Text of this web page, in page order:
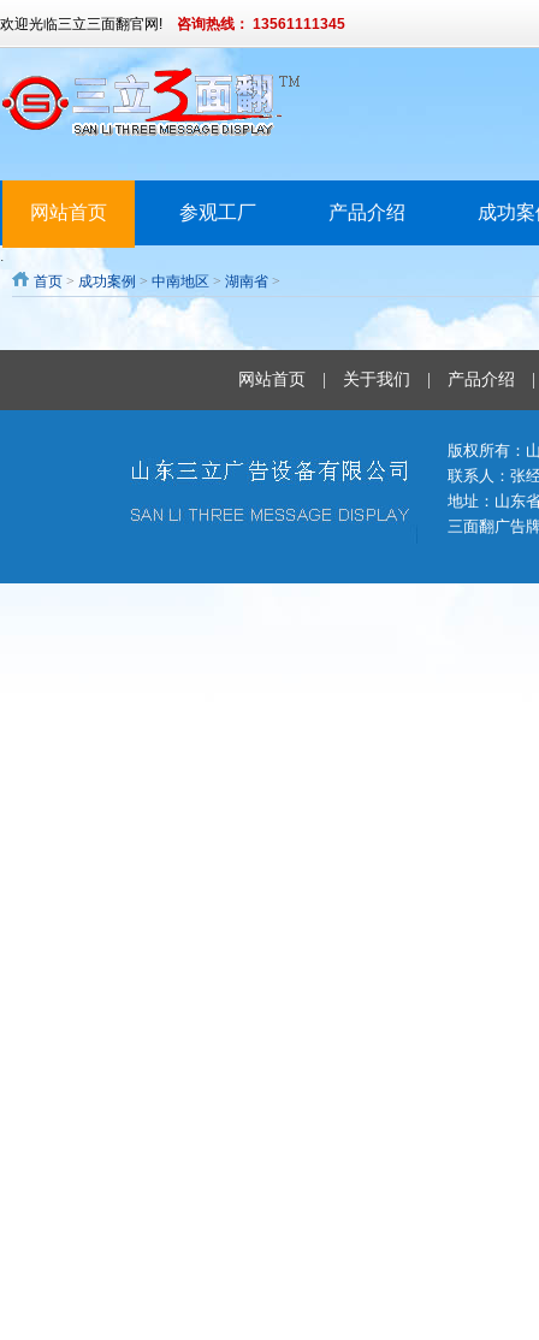
欢迎光临三立三面翻官网! 咨询热线： 13561111345
网站首页 参观工厂 产品介绍 成功
.
首页 > 成功案例 > 中南地区 > 湖南省 >
网站首页 关于我们 产品介绍
版权所有：
联系人：张
地址：山东
三面翻广告